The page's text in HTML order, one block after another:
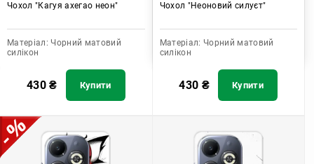
Чохол "Кагуя ахегао неон"
Матеріал: Чорний матовий
силікон
430₴ Купити
Чохол "Неоновий силуєт"
Матеріал: Чорний матовий
силікон
430 ₴ Купити